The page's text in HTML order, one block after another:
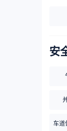
安
车道